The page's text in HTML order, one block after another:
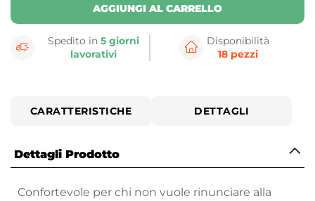
AGGIUNGI AL CARRELLO
Spedito in5 giorni
lavorativi
Disponibilità
18 pezzi
CARATTERISTICHE DETTAGLI
Dettagli Prodotto
Confortevole per chi non vuole rinunciare alla